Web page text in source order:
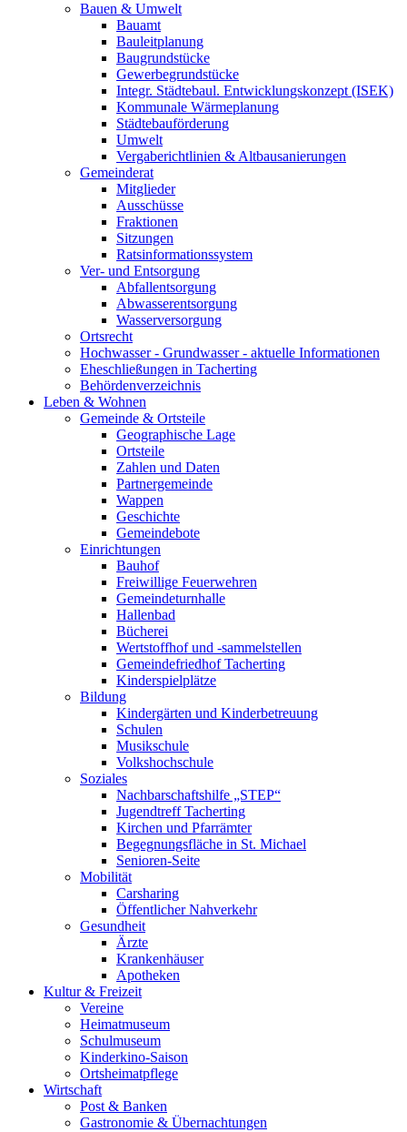
Bauen & Umwelt
Bauamt
Bauleitplanung
Baugrundstücke
Gewerbegrundstücke
Integr. Städtebaul. Entwicklungskonzept (ISEK)
Kommunale Wärmeplanung
Städtebauförderung
Umwelt
Vergaberichtlinien & Altbausanierungen
Gemeinderat
Mitglieder
Ausschüsse
Fraktionen
Sitzungen
Ratsinformationssystem
Ver- und Entsorgung
Abfallentsorgung
Abwasserentsorgung
Wasserversorgung
Ortsrecht
Hochwasser - Grundwasser - aktuelle Informationen
Eheschließungen in Tacherting
Behördenverzeichnis
Leben & Wohnen
Gemeinde & Ortsteile
Geographische Lage
Ortsteile
Zahlen und Daten
Partnergemeinde
Wappen
Geschichte
Gemeindebote
Einrichtungen
Bauhof
Freiwillige Feuerwehren
Gemeindeturnhalle
Hallenbad
Bücherei
Wertstoffhof und -sammelstellen
Gemeindefriedhof Tacherting
Kinderspielplätze
Bildung
Kindergärten und Kinderbetreuung
Schulen
Musikschule
Volkshochschule
Soziales
Nachbarschaftshilfe „STEP“
Jugendtreff Tacherting
Kirchen und Pfarrämter
Begegnungsfläche in St. Michael
Senioren-Seite
Mobilität
Carsharing
Öffentlicher Nahverkehr
Gesundheit
Ärzte
Krankenhäuser
Apotheken
Kultur & Freizeit
Vereine
Heimatmuseum
Schulmuseum
Kinderkino-Saison
Ortsheimatpflege
Wirtschaft
Post & Banken
Gastronomie & Übernachtungen